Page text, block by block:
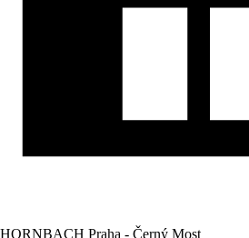
HORNBACH Praha - Černý Most